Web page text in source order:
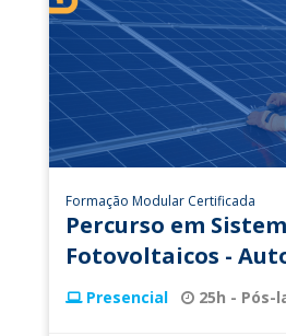
Formação Modular Certificada
Percurso em
Fotovoltaicos -
Presencial 25h - Pós-